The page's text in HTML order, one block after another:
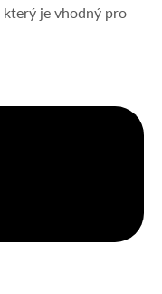
který je vhodný pro